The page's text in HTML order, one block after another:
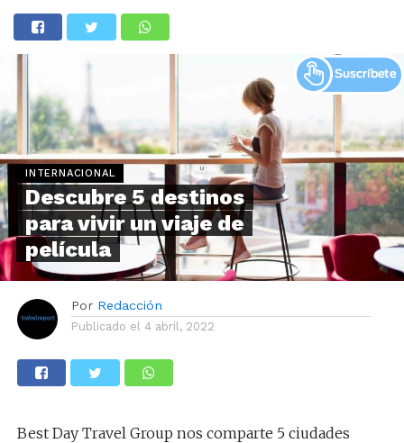
INTERNACIONAL
Descubre 5 destinos
para vivir un viaje de
película
Por Redacción
Publicado el 4 abril, 2022
Best Day Travel Group nos comparte 5 ciudades